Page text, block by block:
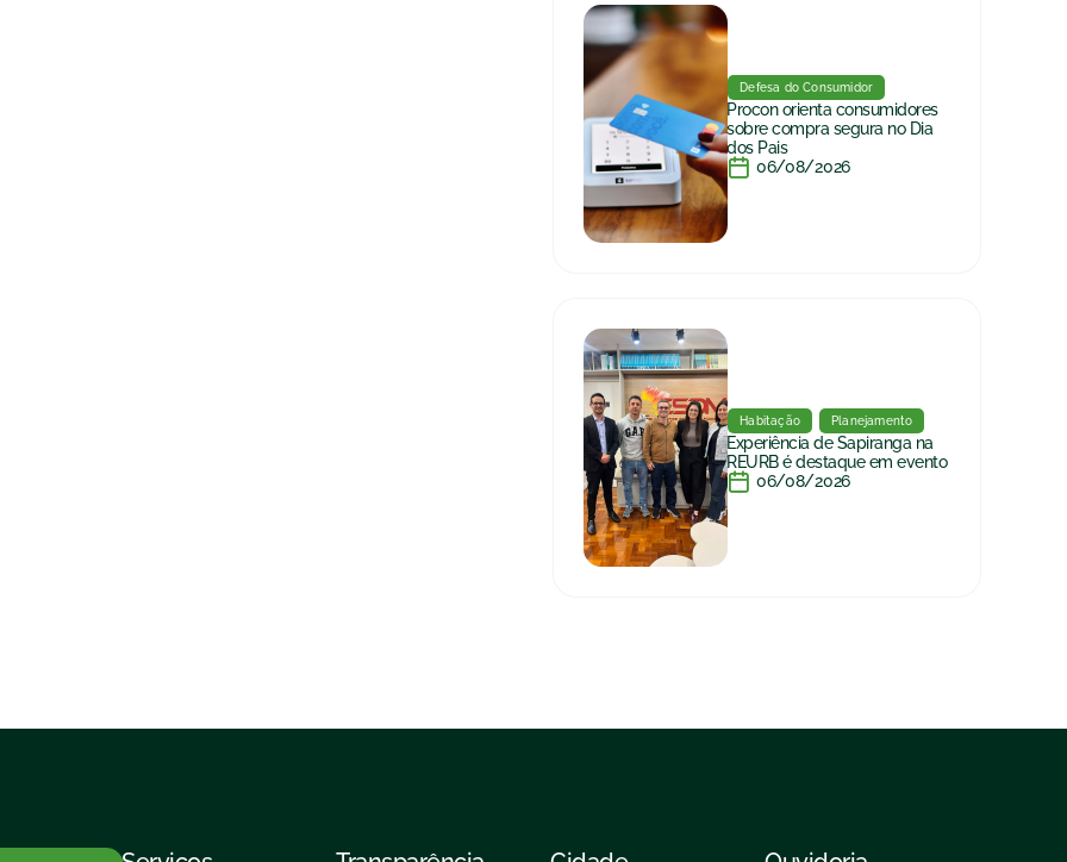
Defesa do Consumidor
Procon orienta consumidores
sobre compra segura no Dia
dos Pais
06/08/2026
Habitação Planejamento
Experiência de Sapiranga na
REURB é destaque em evento
06/08/2026